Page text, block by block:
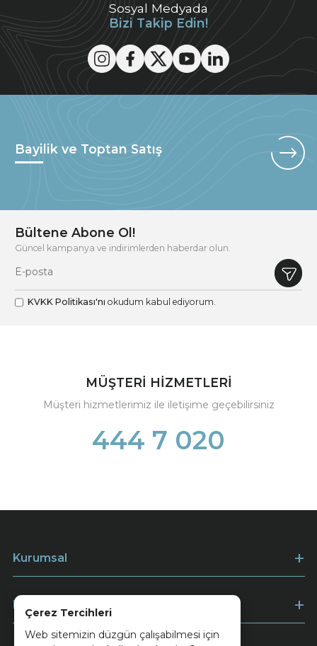
Çerez Tercihleri
Web sitemizin düzgün çalışabilmesi için
Sosyal Medyada
Bizi Takip Edin!
Bayilik ve Toptan Satış
Bültene Abone Ol!
Güncel kampanya ve indirimlerden haberdar olun.
KVKK Politikası'nı okudum kabul ediyorum.
MÜŞTERİ HİZMETLERİ
Müşteri hizmetlerimiz ile iletişime geçebilirsiniz
444 7 020
Kurumsal
Müşteri Hizmetleri